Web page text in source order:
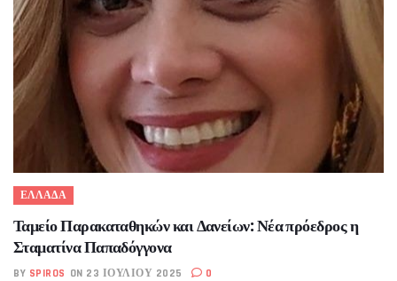
ΕΛΛΑΔΑ
Ταμείο Παρακαταθηκών και Δανείων: Νέα πρόεδρος η
Σταματίνα Παπαδόγγονα
BY SPIROS ON 23 ΙΟΥΛΊΟΥ 2025 0